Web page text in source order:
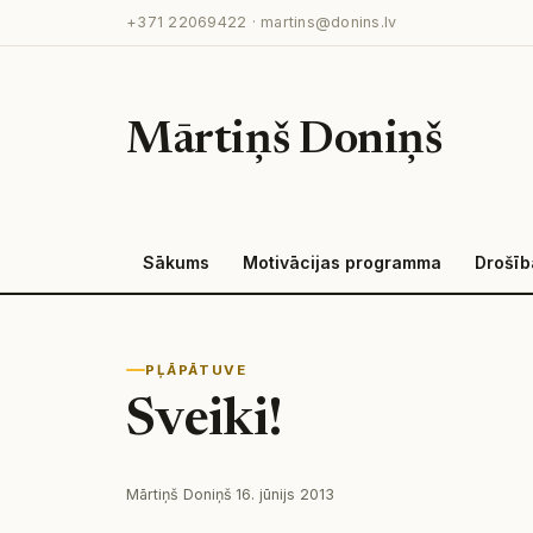
uz
+371 22069422 · martins@donins.lv
Mārtiņš Doniņš
Sākums Motivācijas programma
PĻĀPĀTUVE
Sveiki!
Mārtiņš Doniņš·16. jūnijs 2013